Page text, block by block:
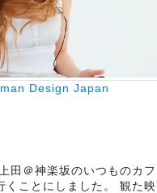
Design Japan
田＠神楽坂のいつものカ
ことにしました。 観た